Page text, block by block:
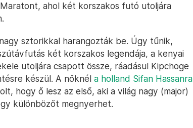
ahol két korszakos futó utoljára
sztorikkal harangozták be. Úgy tűnik,
két korszakos legendája, a kenyai
utoljára csapott össze, ráadásul Kipchoge
készül. A nőknél a holland Sifan Hassanra
hogy ő lesz az első, aki a világ nagy (major)
különbözőt megnyerhet.